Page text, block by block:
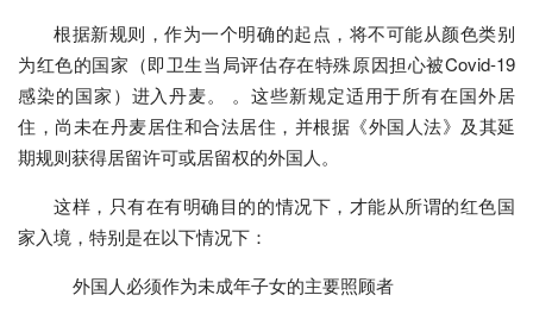
根据新规则，作为一个明确的起点，将不可能从颜色类别
为红色的国家（即卫生当局评估存在特殊原因担心被Covid-19
感染的国家）进入丹麦。 。这些新规定适用于所有在国外居
住，尚未在丹麦居住和合法居住，并根据《外国人法》及其延
期规则获得居留许可或居留权的外国人。
这样，只有在有明确目的的情况下，才能从所谓的红色国
家入境，特别是在以下情况下：
外国人必须作为未成年子女的主要照顾者